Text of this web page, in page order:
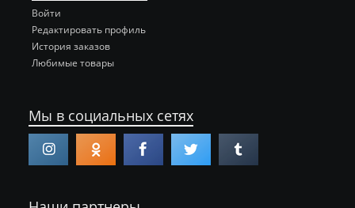
Войти
Редактировать профиль
История заказов
Любимые товары
Мы в социальных сетях